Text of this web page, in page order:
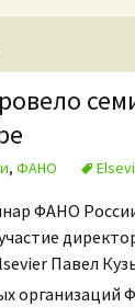
, ФАНО
ФАНО
Павел
организаций